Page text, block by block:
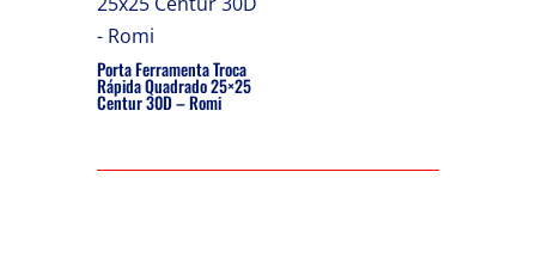
Porta Ferramenta Troca
Rápida Quadrado 25×25
Centur 30D – Romi